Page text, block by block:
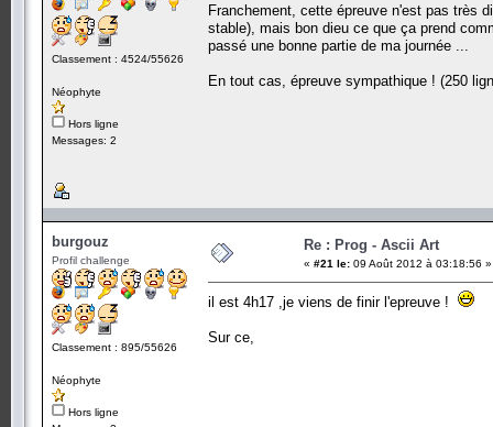
Classement : 4524/55626
Néophyte
Hors ligne
Messages: 2
Franchement, cette épreuve n'est pas très
stable), mais bon dieu ce que ça prend
passé une bonne partie de ma journée ...
En tout cas, épreuve sympathique ! (250
burgouz
Profil challenge
Classement : 895/55626
Néophyte
Hors ligne
Re : Prog - Ascii Art
« #21 le: 09 Août 2012 à 03:18:56 »
il est 4h17 ,je viens de finir l'epreuve !
Sur ce,